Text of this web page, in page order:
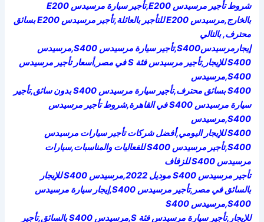
شروط تأجير مرسيدس E200,تأجير سيارة مرسيدس E200
بالخارج,مرسيدس E200 للتأجير بالعائلة,تأجير مرسيدس E200 بسائق
محترف, بالتالي
إيجارمرسيدسS400,تأجير سيارة مرسيدس S400,مرسيدس
S400 للإيجار,تأجير مرسيدس فئة S في مصر,أسعار تأجير مرسيدس
S400,مرسيدس
S400 بسائق محترف,تأجير سيارة مرسيدس S400 بدون سائق,تأجير
سيارة مرسيدس S400 في القاهرة,شروط تأجير مرسيدس
S400,مرسيدس
S400 للإيجار اليومي,أفضل شركات تأجير سيارات مرسيدس
S400,تأجير مرسيدس S400 للفعاليات والمناسبات,سيارات
مرسيدس S400 للزفاف
تأجير مرسيدس S400 موديل 2022,مرسيدس S400 للإيجار
بالسائق في مصر,تأجير مرسيدس S400,إيجار سيارة مرسيدس
S400,مرسيدس S400
للإيجار,تأجير سيارة مرسيدس فئة S,مرسيدس S400 بالسائق,تأجير